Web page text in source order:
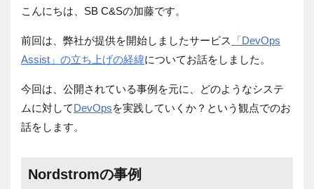
こんにちは、SB C&Sの加藤です。
前回は、弊社が提供を開始しましたサービス
「DevOps
Assist」の立ち上げの経緯についてお話をしました。
今回は、公開されている事例を元に、どのようなシステ
ムに対してDevOpsを実践していくか？という観点でのお
話をします。
Nordstromの事例